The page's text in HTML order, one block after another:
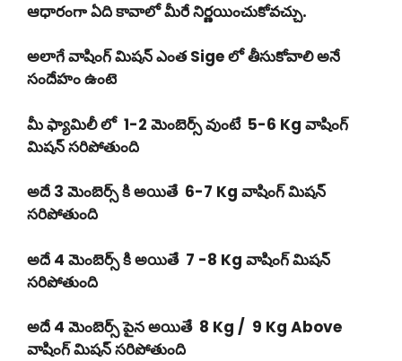
ఆధారంగా ఏది కావాలో మీరే నిర్ణయించుకోవచ్చు.
అలాగే వాషింగ్ మిషన్ ఎంత Sige లో తీసుకోవాలి అనే
సందేహం ఉంటె
మీ ఫ్యామిలీ లో 1-2 మెంబెర్స్ వుంటే 5-6 Kg వాషింగ్
మిషన్ సరిపోతుంది
అదే 3 మెంబెర్స్ కి అయితే 6-7 Kg వాషింగ్ మిషన్
సరిపోతుంది
అదే 4 మెంబెర్స్ కి అయితే 7 -8 Kg వాషింగ్ మిషన్
సరిపోతుంది
అదే 4 మెంబెర్స్ పైన అయితే 8 Kg / 9 Kg Above
వాషింగ్ మిషన్ సరిపోతుంది